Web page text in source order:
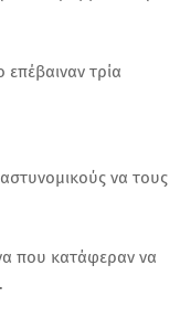
τρία
να τους
που κατάφεραν να